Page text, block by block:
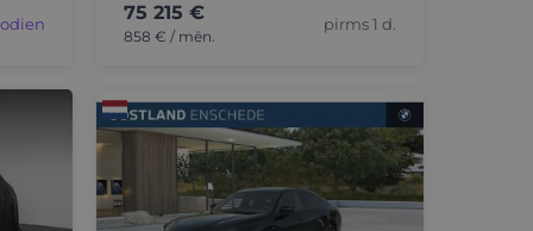
75 215 €
858 € / mēn.
pirms 1 d.